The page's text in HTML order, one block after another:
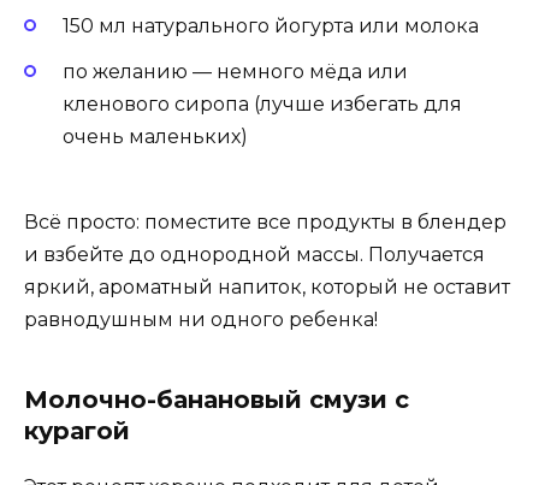
150 мл натурального йогурта или молока
по желанию — немного мёда или
кленового сиропа (лучше избегать для
очень маленьких)
Всё просто: поместите все продукты в блендер
и взбейте до однородной массы. Получается
яркий, ароматный напиток, который не оставит
равнодушным ни одного ребенка!
Молочно-банановый смузи с
курагой